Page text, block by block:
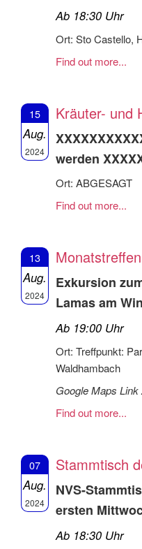
Ab 18:30 Uhr
Ort: Sto Castello,
Find out more...
15
Aug.
2024
Kräuter- und
werden
Ort: ABGESAGT
Find out more...
13
Aug.
2024
Exkursion
Lamas am
Ab 19:00 Uhr
Ort: Treffpunkt:
Waldhambach
Google Maps
Find out more...
07
Aug.
2024
Stammtisch
NVS-
ersten
Ab 18:30 Uhr